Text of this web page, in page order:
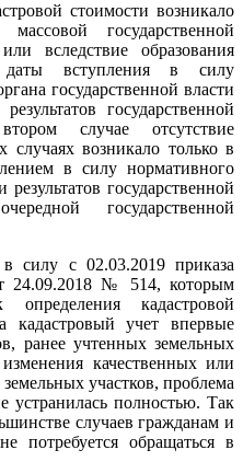
стоимости возникало
государственной
вследствие образования
даты вступления в силу
государственной власти
государственной
случае отсутствие
случаях возникало только в
в силу нормативного
государственной
государственной
силу с 02.03.2019 приказа
24.09.2018 № 514, которым
кадастровой
кадастровый учет впервые
ранее учтенных земельных
качественных или
участков, проблема
устранилась полностью. Так
случаев гражданам и
потребуется обращаться в